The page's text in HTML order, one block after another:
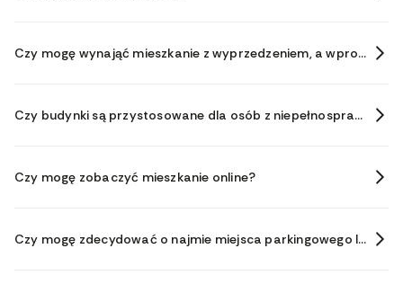
Czy mogę wynająć mieszkanie z wyprzedzeniem, a wprowadzić się później?
Czy budynki są przystosowane dla osób z niepełnosprawnościami?
Czy mogę zobaczyć mieszkanie online?
Czy mogę zdecydować o najmie miejsca parkingowego lub schowka później, w trakcie trwania umowy?